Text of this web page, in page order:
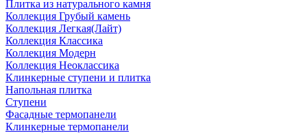
Плитка из натурального камня
Коллекция Грубый камень
Коллекция Легкая(Лайт)
Коллекция Классика
Коллекция Модерн
Коллекция Неоклассика
Клинкерные ступени и плитка
Напольная плитка
Ступени
Фасадные термопанели
Клинкерные термопанели